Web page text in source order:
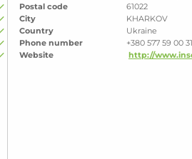
Postal code
61022
City
KHARKOV
Country
Ukraine
Phone number
+380 577 59 00 31
Website
http://